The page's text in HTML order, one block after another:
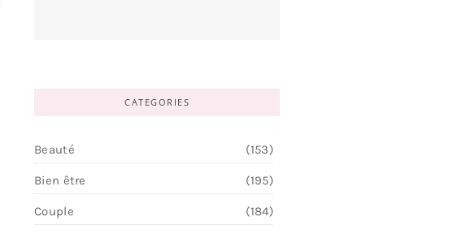
CATEGORIES
Beauté (153)
Bien être (195)
Couple (184)